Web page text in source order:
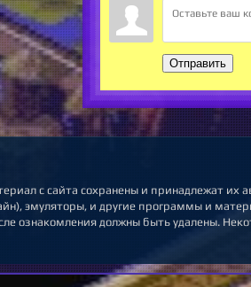
Отправить
с сайта сохранены и принадлежат их
эмуляторы, и другие программы и
ознакомления должны быть удалены.